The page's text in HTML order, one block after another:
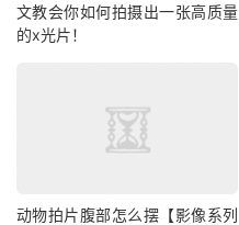
文教会你如何拍摄出一张高质量
的x光片！
动物拍片腹部怎么摆【影像系列